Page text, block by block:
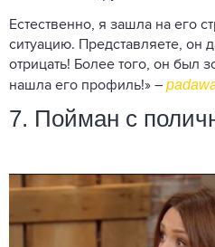
Естественно, я зашла на его
ситуацию. Представляете, он
отрицать! Более того, он был
нашла его профиль!» –
7. Пойман с